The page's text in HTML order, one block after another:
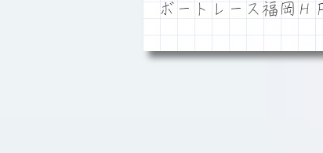
ボートレース福岡